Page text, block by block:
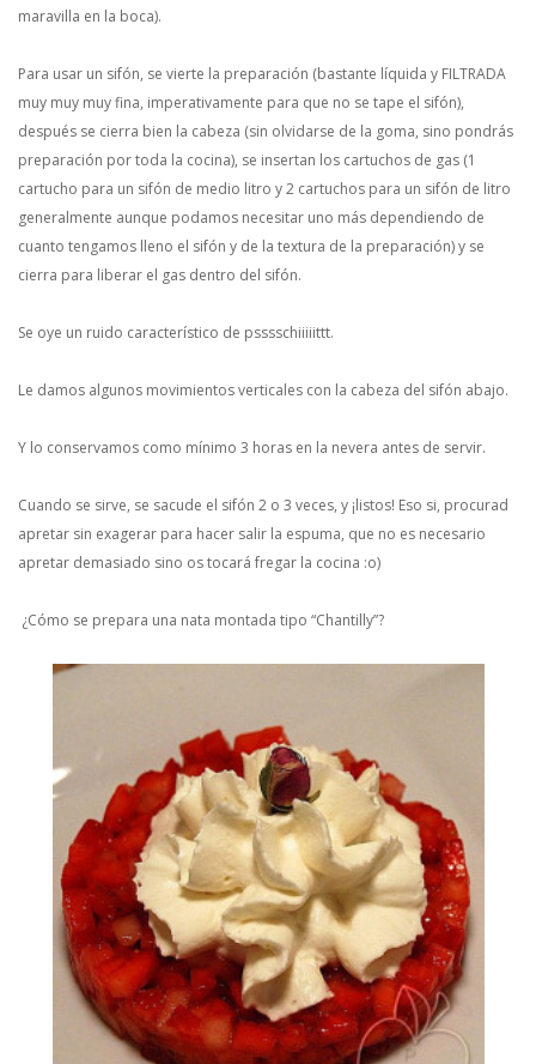
maravilla en la boca).
Para usar un sifón, se vierte la preparación (bastante líquida y FILTRADA
muy muy muy fina, imperativamente para que no se tape el sifón),
después se cierra bien la cabeza (sin olvidarse de la goma, sino pondrás
preparación por toda la cocina), se insertan los cartuchos de gas (1
cartucho para un sifón de medio litro y 2 cartuchos para un sifón de litro
generalmente aunque podamos necesitar uno más dependiendo de
cuanto tengamos lleno el sifón y de la textura de la preparación) y se
cierra para liberar el gas dentro del sifón.
Se oye un ruido característico de psssschiiiiittt.
Le damos algunos movimientos verticales con la cabeza del sifón abajo.
Y lo conservamos como mínimo 3 horas en la nevera antes de servir.
Cuando se sirve, se sacude el sifón 2 o 3 veces, y ¡listos! Eso si, procurad
apretar sin exagerar para hacer salir la espuma, que no es necesario
apretar demasiado sino os tocará fregar la cocina :o)
¿Cómo se prepara una nata montada tipo “Chantilly”?